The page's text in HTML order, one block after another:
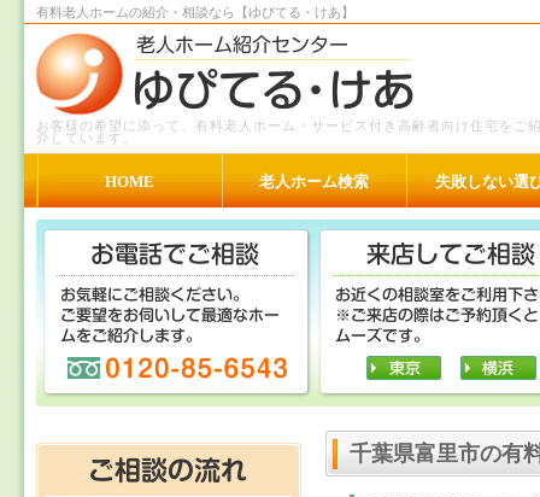
有料老人ホームの紹介・相談なら【ゆぴてる・けあ】
お客様の希望に添って、有料老人ホーム・サービス付き高齢者向け住宅をご
介しています。
HOME 老人ホーム検索 失敗しない選
千葉県富里市の有